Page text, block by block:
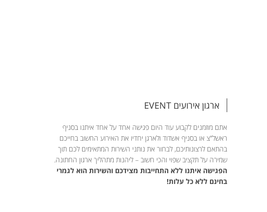
ארגון אירועים EVENT
אתם מוזמנים לקבוע עוד היום פגישה אחד על אחד איתנו בסניף
ראשל"צ או בסניף אשדוד ולארגן יחדיו את האירוע החשוב בחייכם
בהתאם לרצונותיכם, לבחור את נותני השירות המתאימים לכם תוך
שמירה על תקציב שפוי והכי חשוב – ליהנות מתהליך ארגון החתונה.
הפגישה איתנו ללא התחייבות מצידכם והשירות הוא לגמרי
בחינם ללא כל עלות!